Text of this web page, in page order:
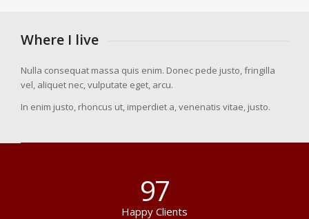
Where I live
Nulla consequat massa quis enim. Donec pede justo, fringilla
vel, aliquet nec, vulputate eget, arcu.
In enim justo, rhoncus ut, imperdiet a, venenatis vitae, justo.
97
Happy Clients